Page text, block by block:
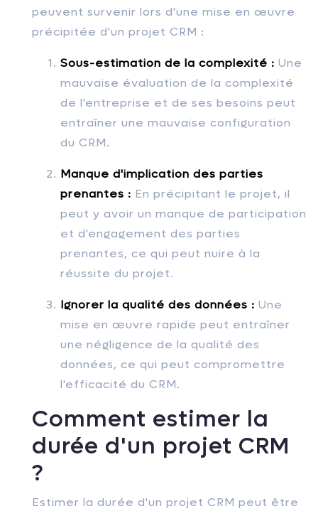
peuvent survenir lors d'une mise en œuvre
précipitée d'un projet CRM :
Sous-estimation de la complexité : Une
mauvaise évaluation de la complexité
de l'entreprise et de ses besoins peut
entraîner une mauvaise configuration
du CRM.
Manque d'implication des parties
prenantes : En précipitant le projet, il
peut y avoir un manque de participation
et d'engagement des parties
prenantes, ce qui peut nuire à la
réussite du projet.
Ignorer la qualité des données : Une
mise en œuvre rapide peut entraîner
une négligence de la qualité des
données, ce qui peut compromettre
l'efficacité du CRM.
Comment estimer la
durée d'un projet CRM
?
Estimer la durée d'un projet CRM peut être